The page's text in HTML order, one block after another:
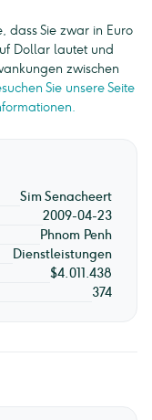
dass Sie zwar in Euro
Dollar lautet und
zwischen
Sie unsere Seite
Sim Senacheert
2009-04-23
Phnom Penh
Dienstleistungen
$4.011.438
374